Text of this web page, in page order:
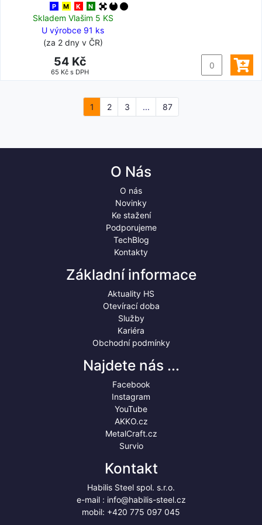
P M K N
Skladem Vlašim 5 KS
U výrobce 91 ks
(za 2 dny v ČR)
54 Kč
65 Kč s DPH
1 2 3 ... 87
O Nás
O nás
Novinky
Ke stažení
Podporujeme
TechBlog
Kontakty
Základní informace
Aktuality HS
Otevírací doba
Služby
Kariéra
Obchodní podmínky
Najdete nás ...
Facebook
Instagram
YouTube
AKKO.cz
MetalCraft.cz
Survio
Kontakt
Habilis Steel spol. s.r.o.
e-mail : info@habilis-steel.cz
mobil: +420 775 097 045